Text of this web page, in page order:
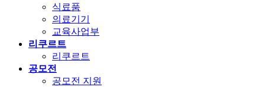
식료품
의료기기
교육사업부
리쿠르트
리쿠르트
공모전
공모전 지원